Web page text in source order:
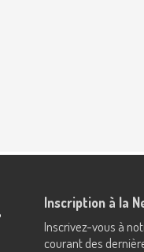
Inscription à la
Inscrivez-vous à
courant des